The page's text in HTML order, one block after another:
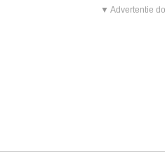
▼ Advertentie